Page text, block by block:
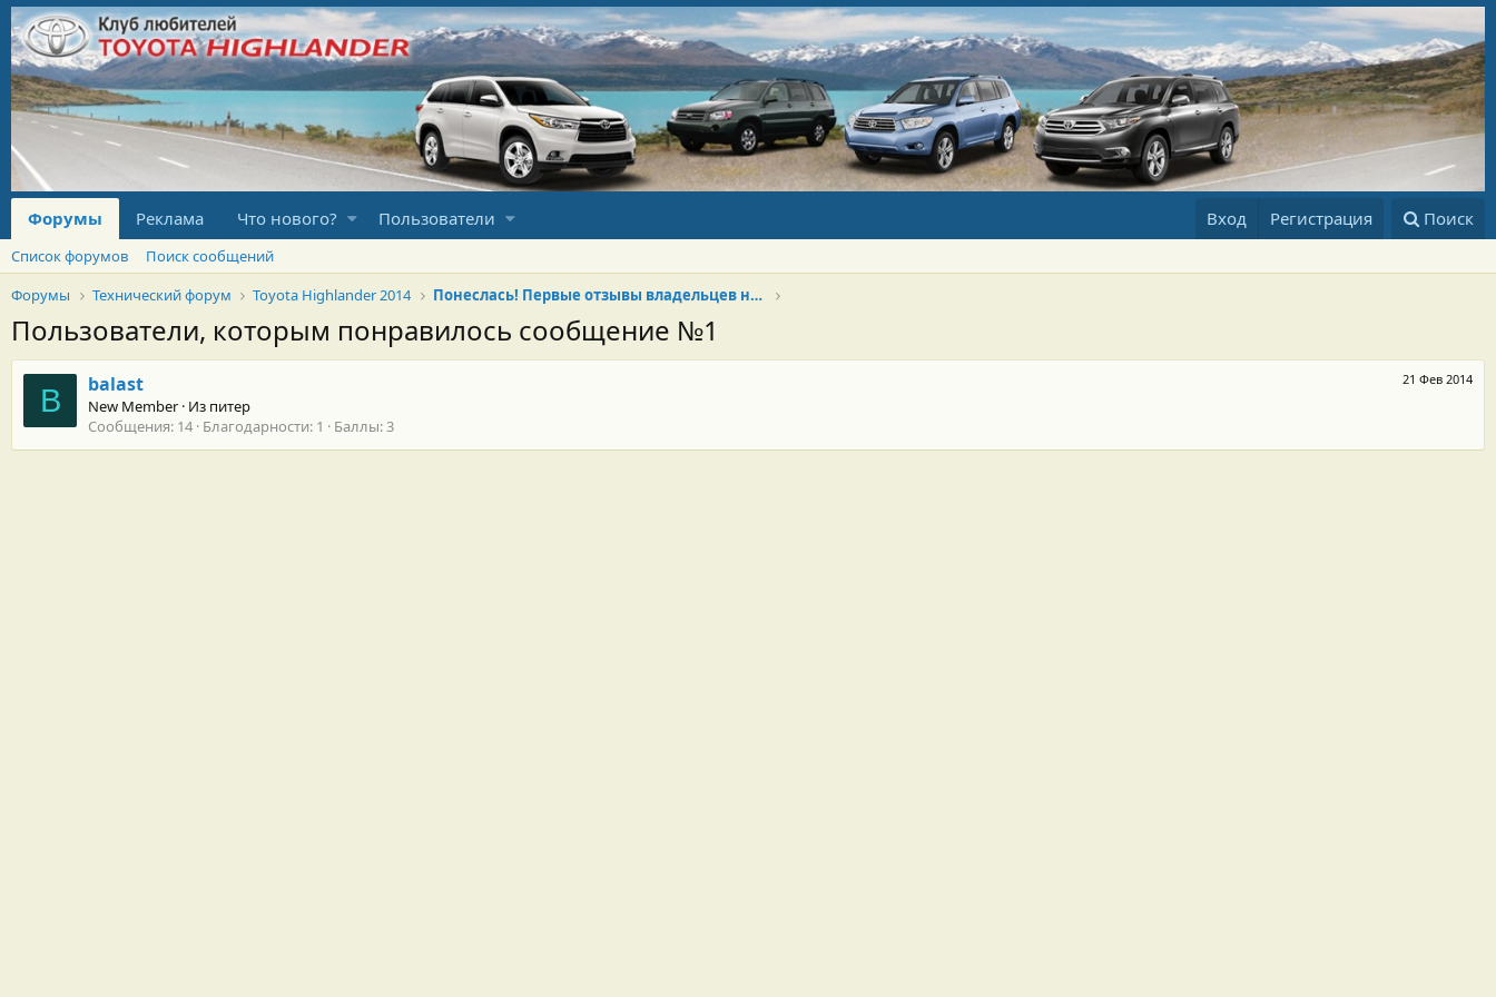
Форумы Реклама Что нового? Пользователи Вход Регистрация Поиск
Список форумов
Поиск сообщений
Форумы
Технический форум Toyota Highlander 2014 Понеслась! Первые отзывы владельцев нового Хайлендера
Пользователи, которым понравилось сообщение №1
B
21 Фев 2014
balast
New Member · Из питер
Сообщения 14 Благодарности 1 Баллы 3